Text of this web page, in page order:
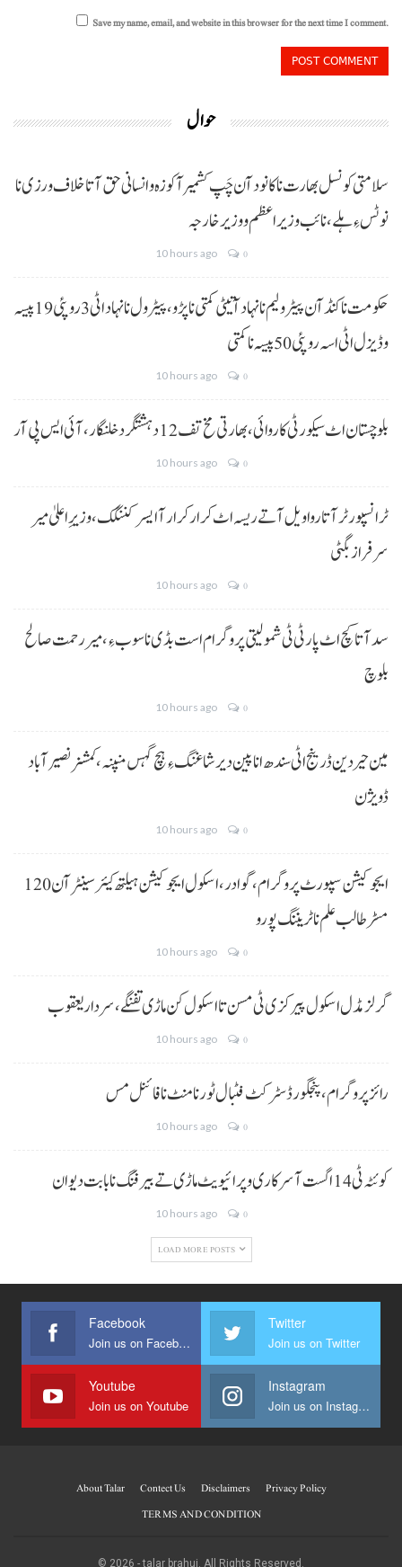
Save my name, email, and website in this browser for the next time I comment.
حوال
سلامتی کونسل بھارت نا کانود آن چَپ کشمیر آ کوزہ و انسانی حق آتا خلاف ورزی نا
نوٹس ءِ ہلے،نائب وزیراعظم و وزیر خارجہ
10 hours ago 0
حکومت نا کنڈ آن پیٹرولیم نا نہاد آتیٹی کمتی نا پڑو،پیٹرول نا نہاد اٹی 3 روپئی 19 پیسہ
و ڈیزل اٹی اسہ روپئی 50 پیسہ نا کمتی
10 hours ago 0
بلوچستان اٹ سیکورٹی کاروائی، بھارتی مخ تف 12 دہشتگرد خلنگار،آئی ایس پی آر
10 hours ago 0
ٹرانسپورٹر آتا روا ویل آتے ریسہ اٹ کرار کرار آ ایسر کننگک ،وزیرِ اعلیٰ میر
سرفراز بگٹی
10 hours ago 0
سد آتا کچ اٹ پارٹی ٹی شمولیتی پروگرام است بڈی نا سوب ءِ،میر رحمت صالح
بلوچ
10 hours ago 0
مین حیردین ڈرینج اٹی سندھ انا پین دیر شاغنگ ءِ ہچ گہس منپنہ،کمشنر نصیرآباد
ڈویژن
10 hours ago 0
ایجوکیشن سپورٹ پروگرام،گوادر، اسکول ایجوکیشن ہیلتھ کیئر سینٹر آن 120
مسڑ طالب علم نا ٹریننگ پورو
10 hours ago 0
گرلز مڈل اسکول پیرکزی ٹی مسن تا اسکول کن ماڑی تفنگے، سردار یعقوب
10 hours ago 0
رائز پروگرام، پنجگور ڈسٹرکٹ فٹبال ٹورنامنٹ نا فائنل مس
10 hours ago 0
کوئٹہ ٹی 14 اگست آ سرکاری و پرائیویٹ ماڑی تے بیرفنگ نا بابت دیوان
10 hours ago 0
LOAD MORE POSTS
Facebook
Join us on Facebook
Twitter
Join us on Twitter
Youtube
Join us on Youtube
Instagram
Join us on Instagram
About Talar Contect Us Disclaimers
Privacy Policy
TERMS AND CONDITION
© 2026 - talar brahui. All Rights Reserved.